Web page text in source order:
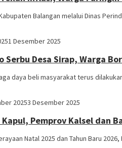
Balangan melalui Dinas
1 Desember 2025
Serbu Desa Sirap, Warga
daya beli masyarakat terus
20253 Desember 2025
Pemprov Kalsel dan
Natal 2025 dan Tahun Baru